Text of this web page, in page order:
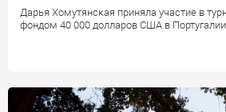
Дарья Хомутянская приняла участие в
фондом 40 000 долларов США в